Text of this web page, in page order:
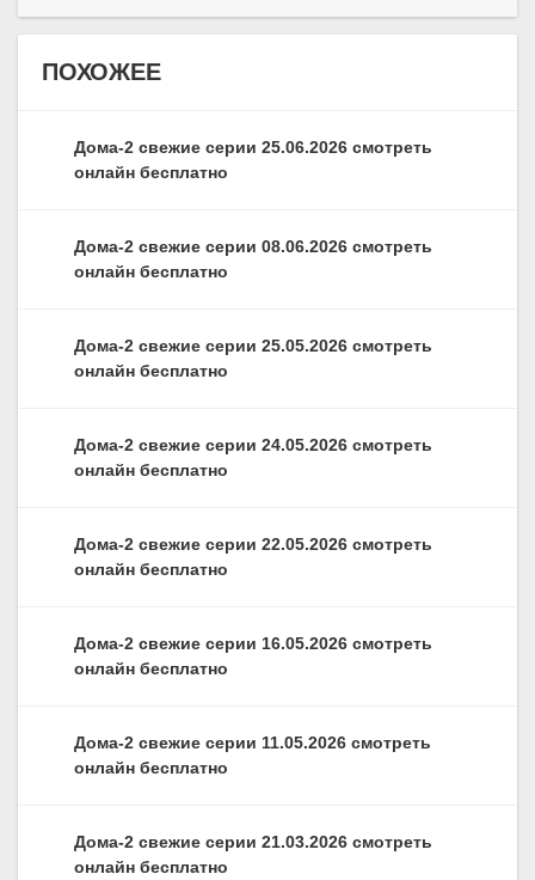
ПОХОЖЕЕ
Дома-2 свежие серии 25.06.2026 смотреть
онлайн бесплатно
Дома-2 свежие серии 08.06.2026 смотреть
онлайн бесплатно
Дома-2 свежие серии 25.05.2026 смотреть
онлайн бесплатно
Дома-2 свежие серии 24.05.2026 смотреть
онлайн бесплатно
Дома-2 свежие серии 22.05.2026 смотреть
онлайн бесплатно
Дома-2 свежие серии 16.05.2026 смотреть
онлайн бесплатно
Дома-2 свежие серии 11.05.2026 смотреть
онлайн бесплатно
Дома-2 свежие серии 21.03.2026 смотреть
онлайн бесплатно